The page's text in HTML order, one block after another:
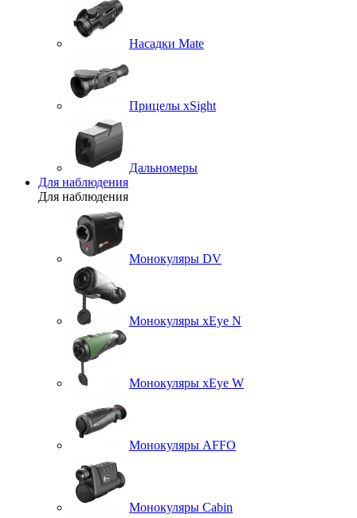
Насадки Mate
Прицелы xSight
Дальномеры
Для наблюдения
Для наблюдения
Монокуляры DV
Монокуляры xEye N
Монокуляры xEye W
Монокуляры AFFO
Монокуляры Cabin